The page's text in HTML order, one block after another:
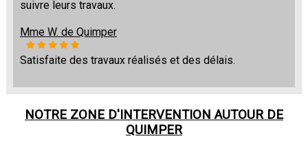
suivre leurs travaux.
Mme W. de Quimper
Satisfaite des travaux réalisés et des délais.
NOTRE ZONE D'INTERVENTION AUTOUR DE
QUIMPER